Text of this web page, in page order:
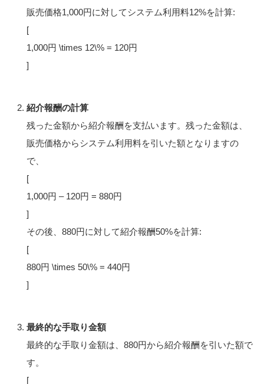
販売価格1,000円に対してシステム利用料12%を計算:
[
1,000円 \times 12\% = 120円
]
紹介報酬の計算
残った金額から紹介報酬を支払います。残った金額は、
販売価格からシステム利用料を引いた額となりますの
で、
[
1,000円 – 120円 = 880円
]
その後、880円に対して紹介報酬50%を計算:
[
880円 \times 50\% = 440円
]
最終的な手取り金額
最終的な手取り金額は、880円から紹介報酬を引いた額で
す。
[